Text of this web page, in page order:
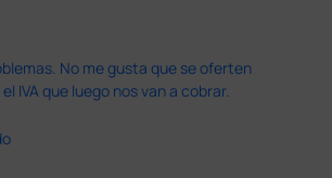
No me gusta que se oferten
IVA que luego nos van a cobrar.